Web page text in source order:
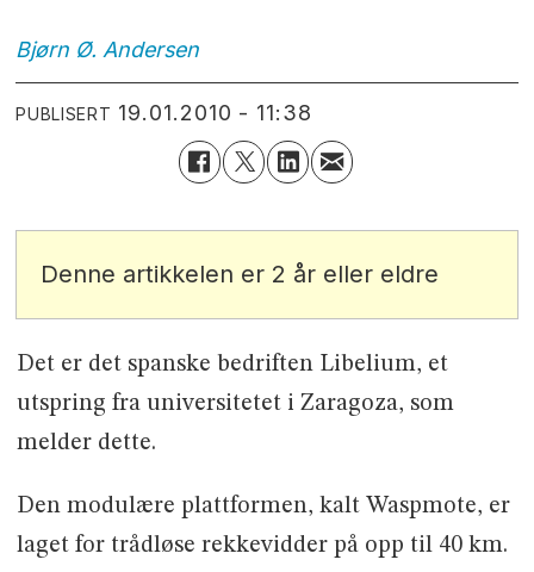
Bjørn Ø. Andersen
PUBLISERT 19.01.2010 - 11:38
Denne artikkelen er 2 år eller eldre
Det er det spanske bedriften Libelium, et
utspring fra universitetet i Zaragoza, som
melder dette.
Den modulære plattformen, kalt Waspmote, er
laget for trådløse rekkevidder på opp til 40 km.